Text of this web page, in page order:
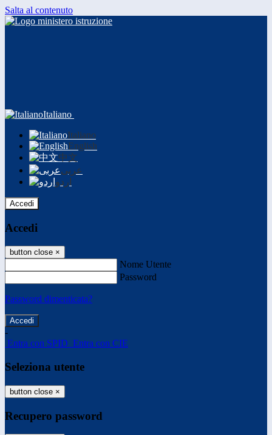
Salta al contenuto
Italiano
Italiano
English
中文
عربى
اردو
Accedi
Accedi
button close ×
Nome Utente
Password
Password dimenticata?
-
Entra con SPID Entra con CIE
Seleziona utente
button close ×
Recupero password